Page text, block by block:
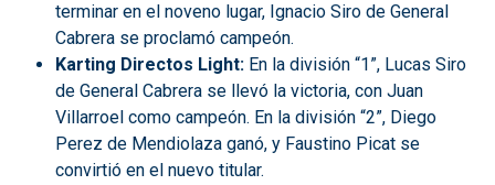
terminar en el noveno lugar, Ignacio Siro de General
Cabrera se proclamó campeón.
Karting Directos Light: En la división “1”, Lucas Siro
de General Cabrera se llevó la victoria, con Juan
Villarroel como campeón. En la división “2”, Diego
Perez de Mendiolaza ganó, y Faustino Picat se
convirtió en el nuevo titular.